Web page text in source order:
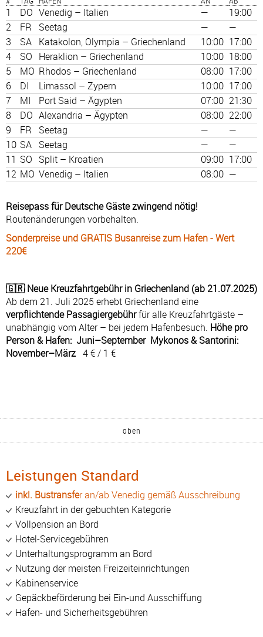
1 DO Venedig – Italien —
19:00
2
FR Seetag —
—
3
SA Katakolon, Olympia – Griechenland 10:00 17:00
4
SO Heraklion – Griechenland 10:00 18:00
5
MO Rhodos – Griechenland 08:00 17:00
6
DI Limassol – Zypern 10:00 17:00
7
MI Port Said – Ägypten 07:00 21:30
8
DO Alexandria – Ägypten 08:00 22:00
9
FR Seetag —
—
10 SA Seetag —
—
11 SO Split – Kroatien 09:00 17:00
12 MO Venedig – Italien 08:00 —
Reisepass für Deutsche Gäste zwingend nötig!
Routenänderungen vorbehalten.
Sonderpreise und GRATIS Busanreise zum Hafen - Wert
220€
🇬🇷 Neue Kreuzfahrtgebühr in Griechenland (ab 21.07.2025)
Ab dem 21. Juli 2025 erhebt Griechenland eine
verpflichtende Passagiergebührfür alle Kreuzfahrtgäste –
unabhängig vom Alter – bei jedem Hafenbesuch. Höhe pro
Person & Hafen: Juni–September Mykonos & Santorini:
November–März 4 € / 1 €
oben
Leistungen Standard
inkl. Bustransfer an/ab Venedig gemäß Ausschreibung
Kreuzfahrt in der gebuchten Kategorie
Vollpension an Bord
Hotel-Servicegebühren
Unterhaltungsprogramm an Bord
Nutzung der meisten Freizeiteinrichtungen
Kabinenservice
Gepäckbeförderung bei Ein-und Ausschiffung
Hafen- und Sicherheitsgebühren